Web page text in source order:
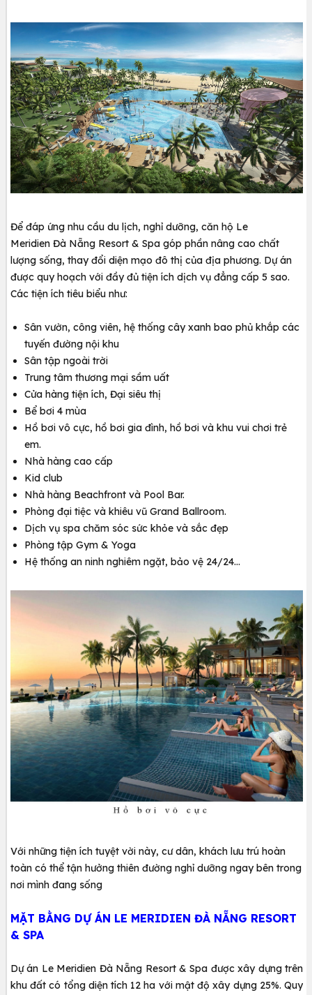
Để đáp ứng nhu cầu du lịch, nghỉ dưỡng, căn hộ Le
Meridien Đà Nẵng Resort & Spa góp phần nâng cao chất
lượng sống, thay đổi diện mạo đô thị của địa phương. Dự án
được quy hoạch với đầy đủ tiện ích dịch vụ đẳng cấp 5 sao.
Các tiện ích tiêu biểu như:
Sân vườn, công viên, hệ thống cây xanh bao phủ khắp các
tuyến đường nội khu
Sân tập ngoài trời
Trung tâm thương mại sầm uất
Cửa hàng tiện ích, Đại siêu thị
Bể bơi 4 mùa
Hồ bơi vô cực, hồ bơi gia đình, hồ bơi và khu vui chơi trẻ
em.
Nhà hàng cao cấp
Kid club
Nhà hàng Beachfront và Pool Bar.
Phòng đại tiệc và khiêu vũ Grand Ballroom.
Dịch vụ spa chăm sóc sức khỏe và sắc đẹp
Phòng tập Gym & Yoga
Hệ thống an ninh nghiêm ngặt, bảo vệ 24/24…
Với những tiện ích tuyệt vời này, cư dân, khách lưu trú hoàn
toàn có thể tận hưởng thiên đường nghỉ dưỡng ngay bên trong
nơi mình đang sống
MẶT BẰNG DỰ ÁN LE MERIDIEN ĐÀ NẴNG RESORT
& SPA
Dự án Le Meridien Đà Nẵng Resort & Spa được xây dựng trên
khu đất có tổng diện tích 12 ha với mật độ xây dựng 25%. Quy